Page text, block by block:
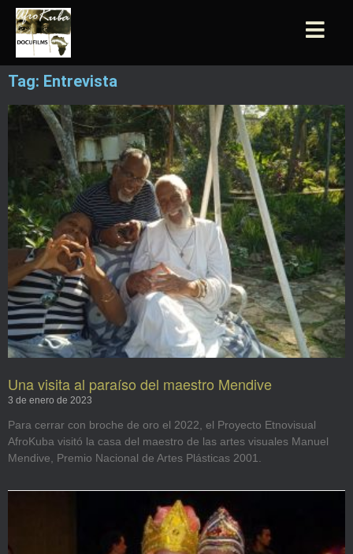
Tag: Entrevista
Una visita al paraíso del maestro Mendive
3 de enero de 2023
Para cerrar con broche de oro el 2022, el Proyecto Etnovisual
AfroKuba visitó la casa del maestro de las artes visuales Manuel
Mendive, Premio Nacional de Artes Plásticas 2001.